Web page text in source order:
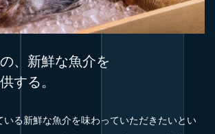
、新鮮な魚介を
する。
いる新鮮な魚介を味わっていただきたいとい